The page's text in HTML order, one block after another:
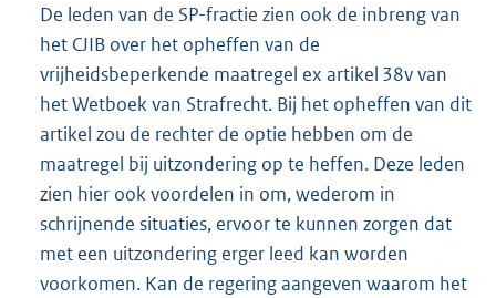
De leden van de SP-fractie zien ook de inbreng van
het CJIB over het opheffen van de
vrijheidsbeperkende maatregel ex artikel 38v van
het Wetboek van Strafrecht. Bij het opheffen van dit
artikel zou de rechter de optie hebben om de
maatregel bij uitzondering op te heffen. Deze leden
zien hier ook voordelen in om, wederom in
schrijnende situaties, ervoor te kunnen zorgen dat
met een uitzondering erger leed kan worden
voorkomen. Kan de regering aangeven waarom het